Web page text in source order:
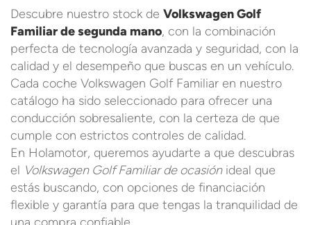
Descubre nuestro stock de Volkswagen Golf
Familiar de segunda mano, con la combinación
perfecta de tecnología avanzada y seguridad, con la
calidad y el desempeño que buscas en un vehículo.
Cada coche Volkswagen Golf Familiar en nuestro
catálogo ha sido seleccionado para ofrecer una
conducción sobresaliente, con la certeza de que
cumple con estrictos controles de calidad.
En Holamotor, queremos ayudarte a que descubras
el Volkswagen Golf Familiar de ocasiónideal que
estás buscando, con opciones de financiación
flexible y garantía para que tengas la tranquilidad de
una compra confiable.